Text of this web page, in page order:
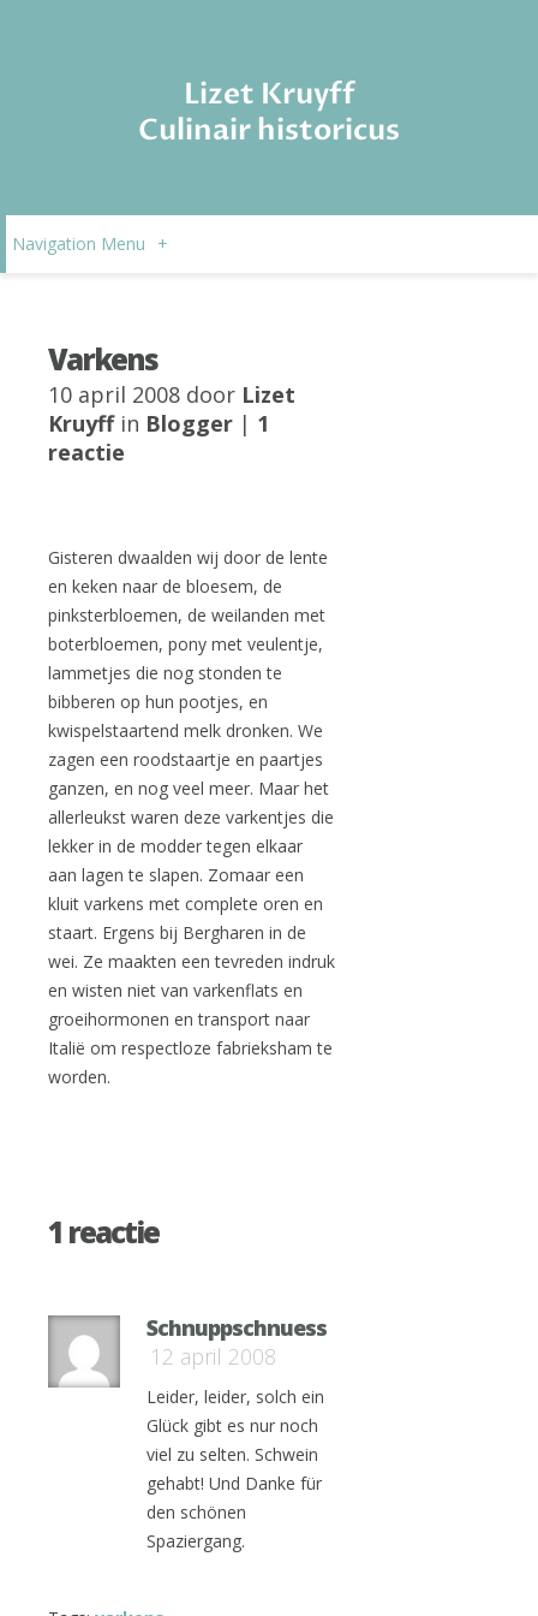
Lizet Kruyff
Culinair historicus
Navigation Menu +
Varkens
10 april 2008 door Lizet
Kruyffin Blogger | 1
reactie
Gisteren dwaalden wij door de lente
en keken naar de bloesem, de
pinksterbloemen, de weilanden met
boterbloemen, pony met veulentje,
lammetjes die nog stonden te
bibberen op hun pootjes, en
kwispelstaartend melk dronken. We
zagen een roodstaartje en paartjes
ganzen, en nog veel meer. Maar het
allerleukst waren deze varkentjes die
lekker in de modder tegen elkaar
aan lagen te slapen. Zomaar een
kluit varkens met complete oren en
staart. Ergens bij Bergharen in de
wei. Ze maakten een tevreden indruk
en wisten niet van varkenflats en
groeihormonen en transport naar
Italië om respectloze fabrieksham te
worden.
1 reactie
Schnuppschnuess
12 april 2008
Leider, leider, solch ein
Glück gibt es nur noch
viel zu selten. Schwein
gehabt! Und Danke für
den schönen
Spaziergang.